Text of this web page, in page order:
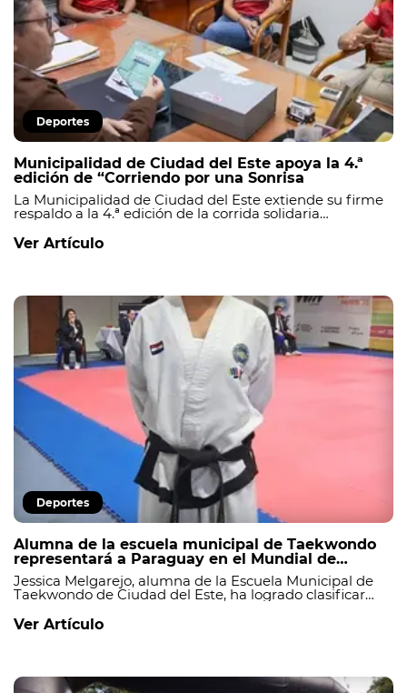
Deportes
Municipalidad de Ciudad del Este apoya la 4.ª
edición de “Corriendo por una Sonrisa
La Municipalidad de Ciudad del Este extiende su firme
respaldo a la 4.ª edición de la corrida solidaria
próximo sábado 27 de abril, a partir de las 07:00 h, en la
Costanera Ñande Renda. Esta actividad, impulsada por
Padres y Amigos Excepcionales de Hernandarias),
entidad que ofrece asistencia integral a niños con
discapacidad.
Ver Artículo
Deportes
Alumna de la escuela municipal de Taekwondo
representará a Paraguay en el Mundial de
Croacia
Jessica Melgarejo, alumna de la Escuela Municipal de
Taekwondo de Ciudad del Este, ha logrado clasificar
Mundial ITF 2025, que se llevará a cabo del 7 al 11 de
octubre en Poreč, Croacia.
Ver Artículo